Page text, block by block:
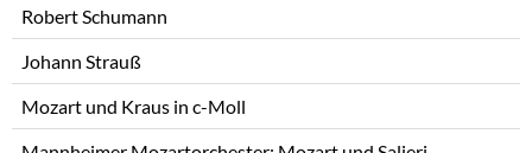
Robert Schumann
Johann Strauß
Mozart und Kraus in c-Moll